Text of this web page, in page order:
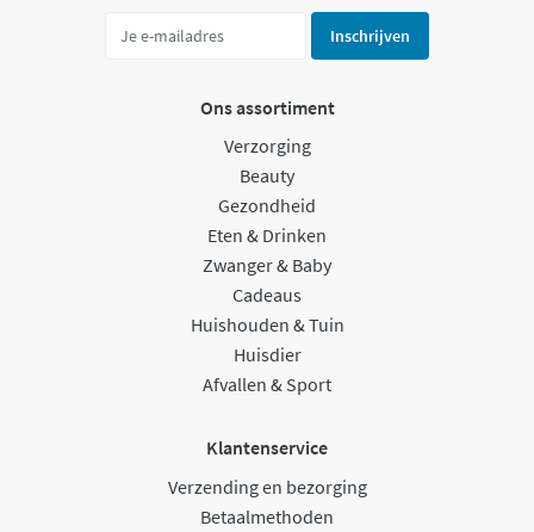
Inschrijven
Ons assortiment
Verzorging
Beauty
Gezondheid
Eten & Drinken
Zwanger & Baby
Cadeaus
Huishouden & Tuin
Huisdier
Afvallen & Sport
Klantenservice
Verzending en bezorging
Betaalmethoden